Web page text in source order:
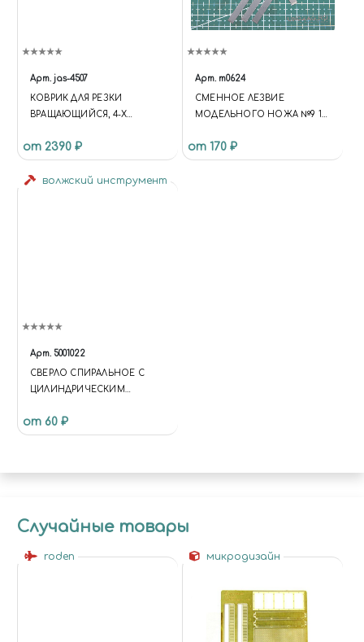
Арт. jas-4507
КОВРИК ДЛЯ РЕЗКИ
ВРАЩАЮЩИЙСЯ, 4-Х
от 2390 ₽
Арт. m0624
СМЕННОЕ ЛЕЗВИЕ
МОДЕЛЬНОГО НОЖА №9 10
от 170 ₽
волжский инструмент
Арт. 5001022
СВЕРЛО СПИРАЛЬНОЕ С
ЦИЛИНДРИЧЕСКИМ
от 60 ₽
Случайные товары
roden микродизайн